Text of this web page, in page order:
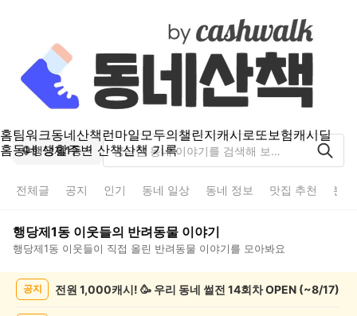
홈팀워크동네산책런마일모두의챌린지캐시로또보험캐시딜
홈동네 생활주변 산책산책 기록
행당제1동
전체글 공지 인기 동네 일상 동네 정보 맛집 추천 분
행당제1동 이웃들의 반려동물 이야기
행당제1동 이웃들이 직접 올린 반려동물 이야기를 모아봐요
공지 전원 1,000캐시! 🥳 우리 동네 썰전 14회차 OPEN (~8/17)